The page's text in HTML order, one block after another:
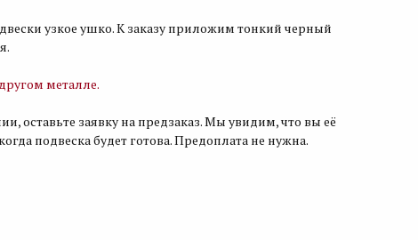
узкое ушко. К заказу приложим тонкий черный
металле.
оставьте заявку на предзаказ. Мы увидим, что вы её
подвеска будет готова. Предоплата не нужна.